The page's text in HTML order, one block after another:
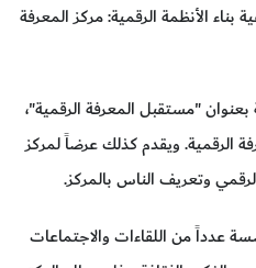
الأنظمة الرقمية: مركز المعرفة
"مستقبل المعرفة الرقمية"،
الرقمية. ويقدم كذلك عرضاً لمركز
وتعريف الناس بالمركز.
عدداً من اللقاءات والاجتماعات